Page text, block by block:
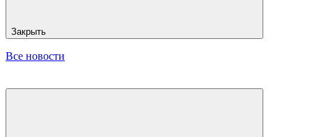
Закрыть
Все новости